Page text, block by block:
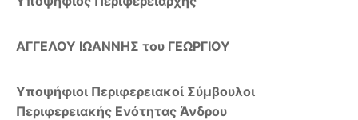
ΑΓΓΕΛΟΥ ΙΩΑΝΝΗΣ του ΓΕΩΡΓΙΟΥ
Υποψήφιοι Περιφερειακοί Σύμβουλοι
Περιφερειακής Ενότητας Άνδρου